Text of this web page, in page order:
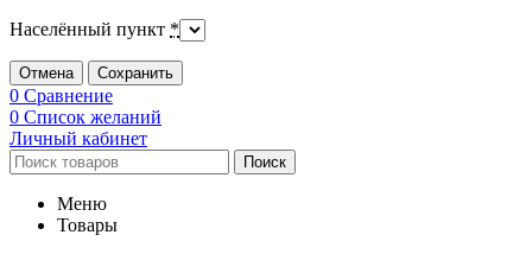
Населённый пункт *
Отмена Сохранить
0 Сравнение
0 Список желаний
Личный кабинет
Поиск
Меню
Товары